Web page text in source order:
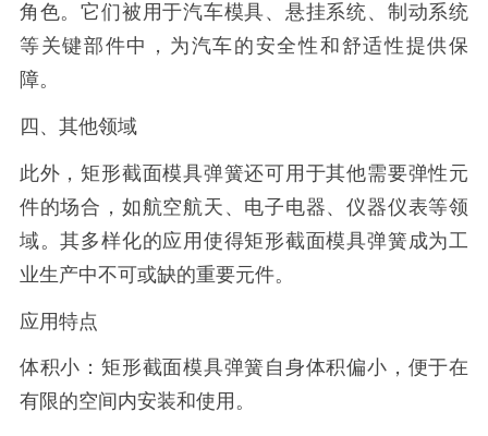
角色。它们被用于汽车模具、悬挂系统、制动系统
等关键部件中，为汽车的安全性和舒适性提供保
障。
四、其他领域
此外，矩形截面模具弹簧还可用于其他需要弹性元
件的场合，如航空航天、电子电器、仪器仪表等领
域。其多样化的应用使得矩形截面模具弹簧成为工
业生产中不可或缺的重要元件。
应用特点
体积小：矩形截面模具弹簧自身体积偏小，便于在
有限的空间内安装和使用。